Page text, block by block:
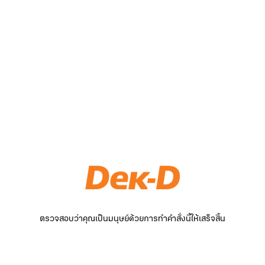
ตรวจสอบว่าคุณเป็นมนุษย์ด้วยการทำคำสั่งนี้ให้เสร็จสิ้น